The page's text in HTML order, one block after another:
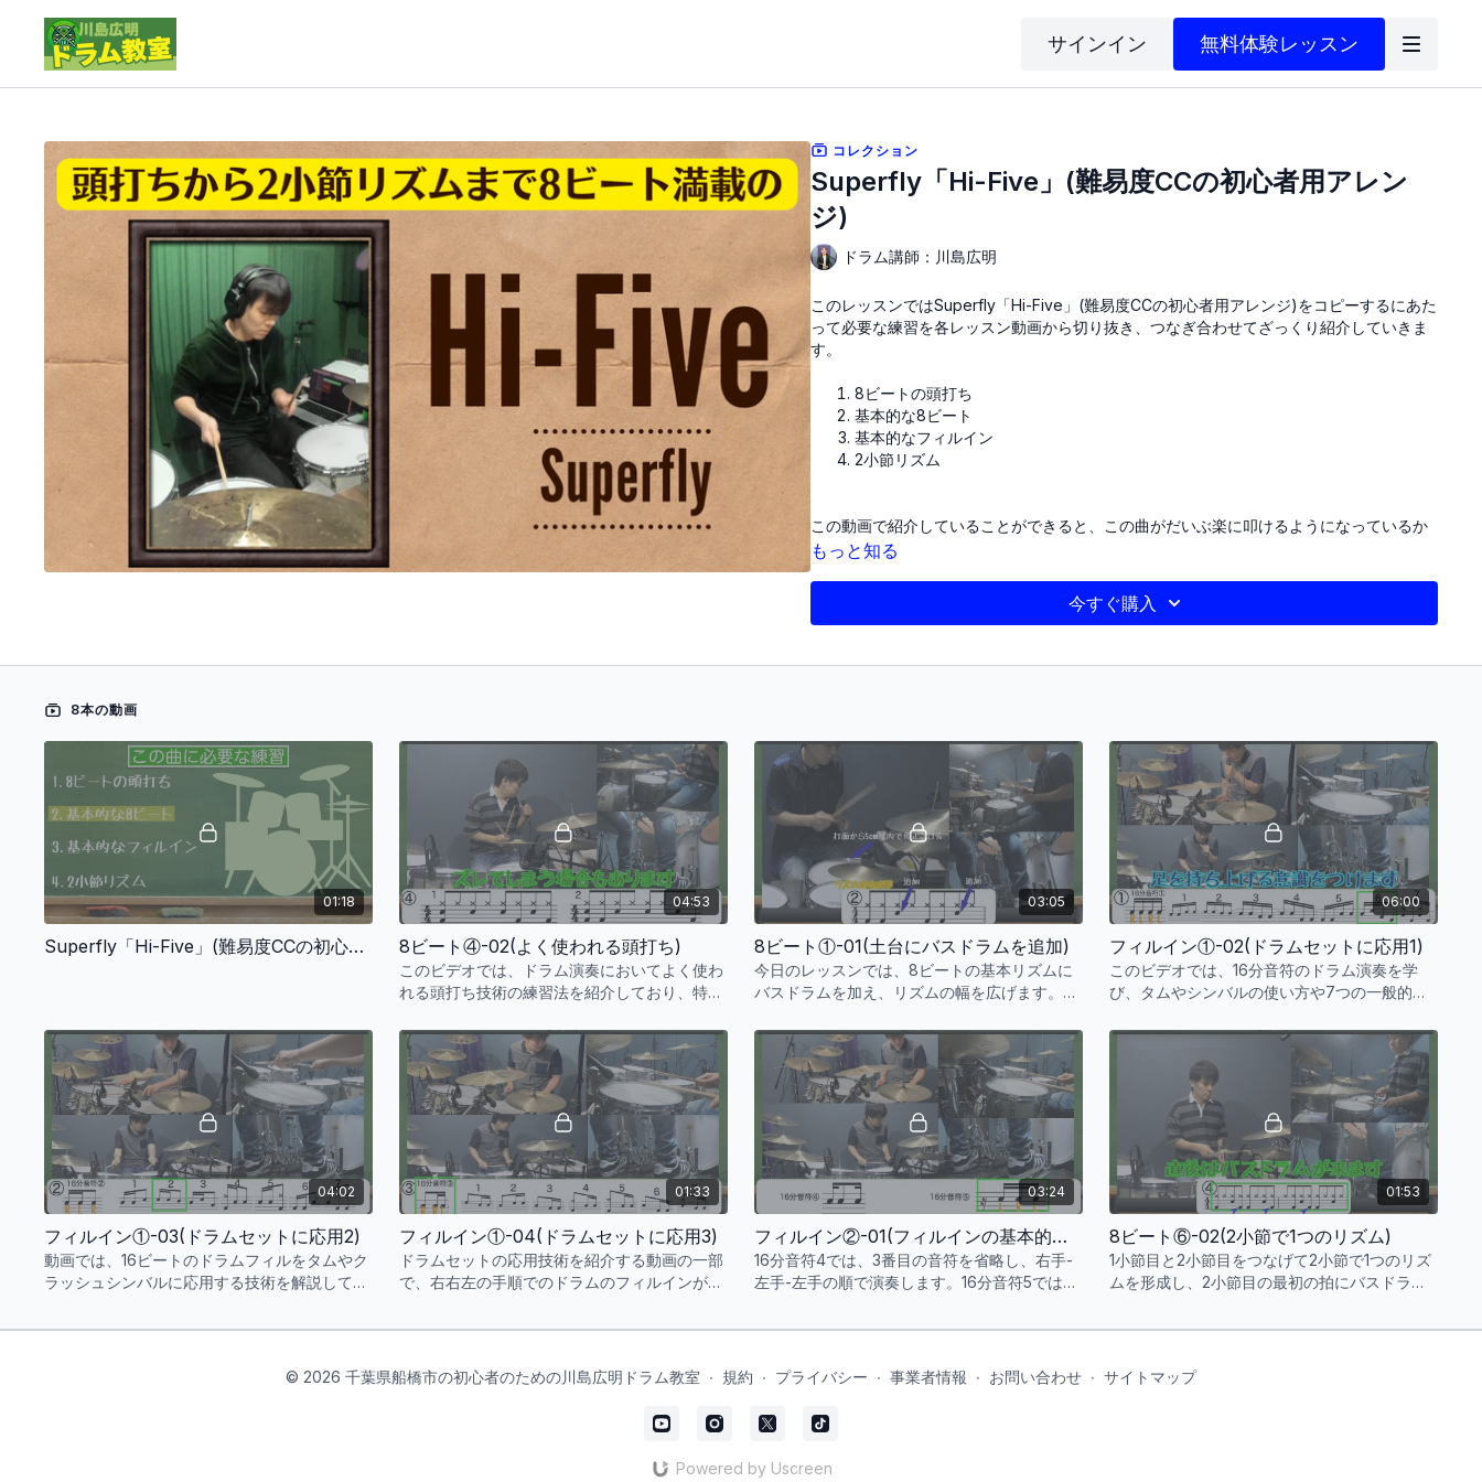
サインイン 無料体験レッスン
コレクション
Superfly「Hi-Five」(難易度CCの初心者用アレン
ジ)
ドラム講師：川島広明
このレッスンではSuperfly「Hi-Five」(難易度CCの初心者用アレンジ)をコピーするにあた
って必要な練習を各レッスン動画から切り抜き、つなぎ合わせてざっくり紹介していきま
す。
8ビートの頭打ち
基本的な8ビート
基本的なフィルイン
2小節リズム
この動画で紹介していることができると、この曲がだいぶ楽に叩けるようになっているか
と思います。
このレッスンで取り上げているSuperfly「Hi-Five」(難易度CCの初心者用アレンジ)のドラ
ムの楽譜はこちらからダウンロード購入できます。
もっと知る
今すぐ購入
8本の動画
01:18
Superfly「Hi-Five」(難易度CCの初心者用アレンジ)のオープニング
04:53
8ビート④-02(よく使われる頭打ち)
このビデオでは、ドラム演奏においてよく使わ
れる頭打ち技術の練習法を紹介しており、特に
イミングが強調されています。これらの技術を
マスターすることで、激しいロック曲でもリズ
ムをしっかり保つことができるようになりま
す。
03:05
8ビート①-01(土台にバスドラムを追加)
今日のレッスンでは、8ビートの基本リズムに
バスドラムを加え、リズムの幅を広げます。バ
スが一致するようにします。まずハイハットと
バスドラムで練習し、スネアを加えていきまし
ょう。
06:00
フィルイン①-02(ドラムセットに応用1)
このビデオでは、16分音符のドラム演奏を学
び、タムやシンバルの使い方や7つの一般的な
バスドラムのストロークを調整するテクニック
が重要です。
04:02
フィルイン①-03(ドラムセットに応用2)
動画では、16ビートのドラムフィルをタムやク
ラッシュシンバルに応用する技術を解説してい
位置調整が重要です。
01:33
フィルイン①-04(ドラムセットに応用3)
ドラムセットの応用技術を紹介する動画の一部
で、右右左の手順でのドラムのフィルインが示
03:24
フィルイン②-01(フィルインの基本的な2つの形を追加)
16分音符4では、3番目の音符を省略し、右手-
左手-左手の順で演奏します。16分音符5では、
左手-右手-左手の順で演奏します。これらを練
た後は約5cmの高さで止めることを意識すると
01:53
8ビート⑥-02(2小節で1つのリズム)
1小節目と2小節目をつなげて2小節で1つのリズ
ムを形成し、2小節目の最初の拍にバスドラム
を出しています。この手法はロック音楽でよく
置に注目しながらの練習が推奨されます。
© 2026 千葉県船橋市の初心者のための川島広明ドラム教室 ∙ 規約 ∙ プライバシー ∙ 事業者情報 ∙ お問い合わせ ∙ サイトマップ
Powered by Uscreen